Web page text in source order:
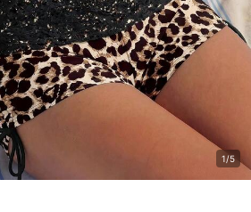
1/5